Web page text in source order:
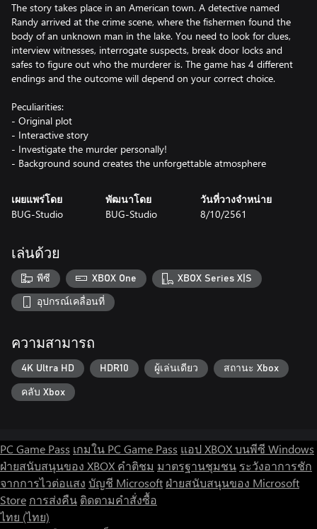
The story takes place in an American town. A detective named
Randy arrived at the crime scene, where the fishermen found the
body of an unknown man in the lake. You need to look for clues,
interview witnesses, interrogate suspects, break door locks and
safes to figure out who the murderer is. The game has 4 different
endings and the outcome will depend on your correct choice.
Peculiarities:
- Original plot
- Interactive story
- Investigate the murder personally!
- Background sound creates the unforgettable atmosphere
เผยแพร่โดย
BUG-Studio
พัฒนาโดย
BUG-Studio
วันที่วางจำหน่าย
8/10/2561
เล่นด้วย
พีซี XBOX One XBOX Series X|S
อุปกรณ์เคลื่อนที่
ความสามารถ
4K Ultra HD HDR10 ผู้เล่นเดียว สถานะ Xbox
คลับ Xbox
PC Game Pass เกมใน PC Game Pass แอป XBOX บนพีซี Windows
ฝ่ายสนับสนุนของ XBOX คำติชม มาตรฐานชุมชน ระวังอาการชัก
จากการไวต่อแสง บัญชี Microsoft ฝ่ายสนับสนุนของ Microsoft
Store การส่งคืน ติดตามคำสั่งซื้อ
ไทย (ไทย)